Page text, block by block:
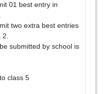
01 best entry in
two extra best entries
2.
submitted by school is
class 5